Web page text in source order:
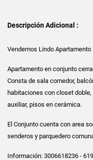
Descripción Adicional :
Vendemos Lindo Apartamento
Apartamento en conjunto
Consta de sala comedor,
habitaciones con closet
auxiliar, pisos en cerámica.
El Conjunto cuenta con area
senderos y parquedero
Información: 3006618236 -